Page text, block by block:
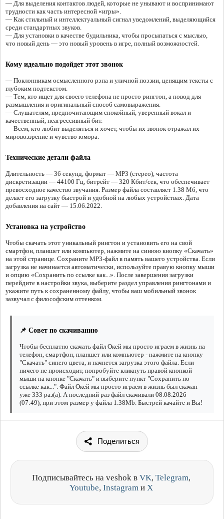
— Для выделения контактов людей, которые не унывают и воспринимают
трудности как часть интересной «игры».
— Как стильный и интеллектуальный сигнал уведомлений, выделяющийся
среди стандартных звуков.
— Для установки в качестве будильника, чтобы просыпаться с мыслью,
что новый день — это новый уровень в игре, полный возможностей.
Кому идеально подойдет этот звонок
— Поклонникам осмысленного рэпа и уличной поэзии, ценящим тексты с
глубоким подтекстом.
— Тем, кто ищет для своего телефона не просто рингтон, а повод для
размышления и оригинальный способ самовыражения.
— Слушателям, предпочитающим спокойный, уверенный вокал и
качественный, неагрессивный бит.
— Всем, кто любит выделяться и хочет, чтобы их звонок отражал их
мировоззрение и чувство юмора.
Технические детали файла
Длительность — 36 секунд, формат — MP3 (стерео), частота
дискретизации — 44100 Гц, битрейт — 320 Кбит/сек, что обеспечивает
превосходное качество звучания. Размер файла составляет 1.38 Мб, что
делает его загрузку быстрой и удобной на любых устройствах. Дата
добавления на сайт — 15.06.2022.
Установка на устройство
Чтобы скачать этот уникальный рингтон и установить его на свой
смартфон, планшет или компьютер, нажмите на синюю кнопку «Скачать»
на этой странице. Сохраните MP3-файл в память вашего устройства. Если
загрузка не начинается автоматически, используйте правую кнопку мыши
и опцию «Сохранить по ссылке как...». После завершения загрузки
перейдите в настройки звука, выберите раздел управления рингтонами и
укажите путь к сохраненному файлу, чтобы ваш мобильный звонок
зазвучал с философским оттенком.
📌 Совет по скачиванию
Чтобы бесплатно скачать файл Окей мы просто играем в жизнь на
телефон, смартфон, планшет или компьютер - нажмите на кнопку
"Скачать" синего цвета, и начнется загрузка этого файла. Если
ничего не происходит, попробуйте кликнуть правой кнопкой
мыши на кнопке "Скачать" и выберите пункт "Сохранить по
ссылке как...". Файл Окей мы просто играем в жизнь был скачан
уже 333 раз(а). А последний раз файл скачивали 08.08.2026
(07:49), при этом размер у файла 1.38Mb. Быстрей качайте и Вы!
Поделиться
Подписывайтесь на veshok в VK, Telegram,
Youtube, Instagram и X